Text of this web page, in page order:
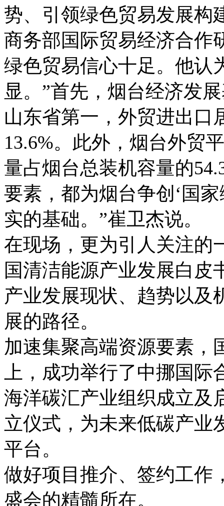
势、引领绿色贸易发展构
商务部国际贸易经济合作
绿色贸易信心十足。他认
显。”首先，烟台经济发
山东省第一，外贸进出口
13.6%。此外，烟台外贸
量占烟台总装机容量的
要素，都为烟台争创‘国
实的基础。”崔卫杰说。
在现场，更为引人关注
国清洁能源产业发展白皮
产业发展现状、趋势以及
展的路径。
加速集聚高端资源要素，
上，成功举行了中挪国
海洋碳汇产业组织成立及
立仪式，为未来低碳产业
平台。
做好项目推介、签约工作
盛会的精髓所在。